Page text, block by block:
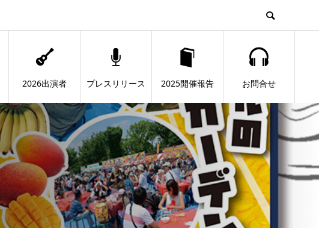
2026出演者 プレスリリース 2025開催報告 お問合せ